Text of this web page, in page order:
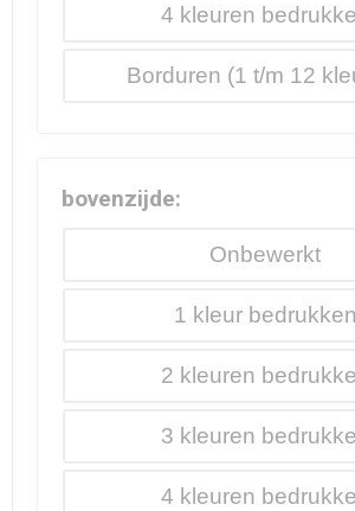
4
Borduren
bovenzijde:
Onbewerkt
1
2
3
4